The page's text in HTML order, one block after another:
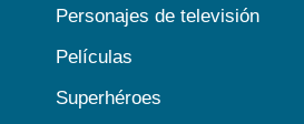
Personajes de televisión
Películas
Superhéroes